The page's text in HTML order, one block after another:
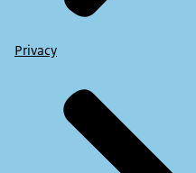
Privacy